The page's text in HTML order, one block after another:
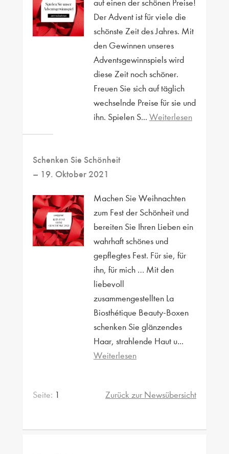
auf einen der schönen Preise!
Der Advent ist für viele die
schönste Zeit des Jahres. Mit
den Gewinnen unseres
Adventsgewinnspiels wird
diese Zeit noch schöner.
Freuen Sie sich auf täglich
wechselnde Preise für sie und
ihn. Spielen S... Weiterlesen
Schenken Sie Schönheit
– 19. Oktober 2021
Machen Sie Weihnachten
zum Fest der Schönheit und
bereiten Sie Ihren Lieben ein
wahrhaft schönes und
gepflegtes Fest. Für sie, für
ihn, für mich … Mit den
liebevoll
zusammengestellten La
Biosthétique Beauty-Boxen
schenken Sie glänzendes
Haar, strahlende Haut u...
Weiterlesen
Seite: 1 Zurück zur Newsübersicht